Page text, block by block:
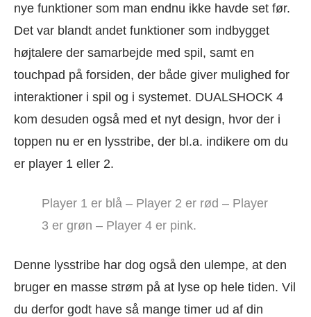
nye funktioner som man endnu ikke havde set før.
Det var blandt andet funktioner som indbygget
højtalere der samarbejde med spil, samt en
touchpad på forsiden, der både giver mulighed for
interaktioner i spil og i systemet. DUALSHOCK 4
kom desuden også med et nyt design, hvor der i
toppen nu er en lysstribe, der bl.a. indikere om du
er player 1 eller 2.
Player 1 er blå – Player 2 er rød – Player
3 er grøn – Player 4 er pink.
Denne lysstribe har dog også den ulempe, at den
bruger en masse strøm på at lyse op hele tiden. Vil
du derfor godt have så mange timer ud af din